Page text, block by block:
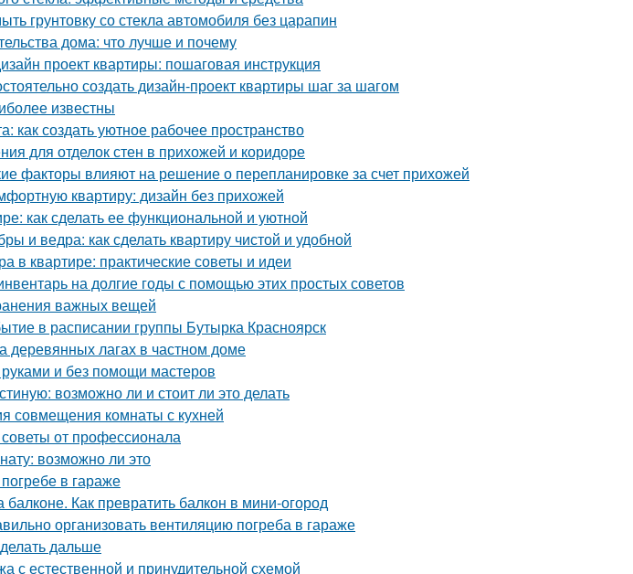
грунтовку со стекла автомобиля без царапин
дома: что лучше и почему
проект квартиры: пошаговая инструкция
создать дизайн-проект квартиры шаг за шагом
известны
как создать уютное рабочее пространство
для отделок стен в прихожей и коридоре
факторы влияют на решение о перепланировке за счет прихожей
квартиру: дизайн без прихожей
как сделать ее функциональной и уютной
и ведра: как сделать квартиру чистой и удобной
в квартире: практические советы и идеи
на долгие годы с помощью этих простых советов
важных вещей
в расписании группы Бутырка Красноярск
деревянных лагах в частном доме
и без помощи мастеров
возможно ли и стоит ли это делать
совмещения комнаты с кухней
от профессионала
возможно ли это
в гараже
Как превратить балкон в мини-огород
организовать вентиляцию погреба в гараже
дальше
с естественной и принудительной схемой